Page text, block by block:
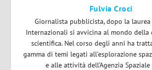
Fulvia Croci
Giornalista pubblicista, dopo la laurea
Internazionali si avvicina al mondo della
scientifica. Nel corso degli anni ha
gamma di temi legati all'esplorazione
e alle attività dell’Agenzia